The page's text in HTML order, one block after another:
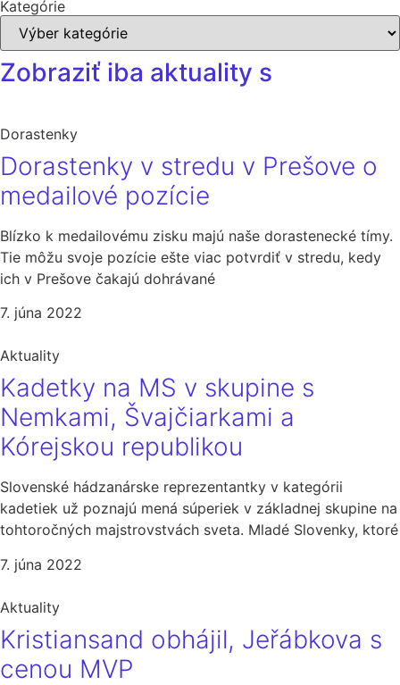
Kategórie
Zobraziť iba aktuality s
Dorastenky
Dorastenky v stredu v Prešove o
medailové pozície
Blízko k medailovému zisku majú naše dorastenecké tímy.
Tie môžu svoje pozície ešte viac potvrdiť v stredu, kedy
ich v Prešove čakajú dohrávané
7. júna 2022
Aktuality
Kadetky na MS v skupine s
Nemkami, Švajčiarkami a
Kórejskou republikou
Slovenské hádzanárske reprezentantky v kategórii
kadetiek už poznajú mená súperiek v základnej skupine na
tohtoročných majstrovstvách sveta. Mladé Slovenky, ktoré
7. júna 2022
Aktuality
Kristiansand obhájil, Jeřábkova s
cenou MVP